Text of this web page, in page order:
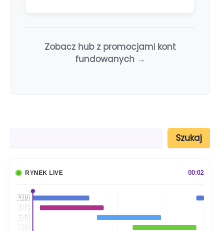
Zobacz hub z promocjami kont
fundowanych →
Szukaj
RYNEK LIVE 00:02
🇦🇺
🇯🇵
🇬🇧
🇺🇸